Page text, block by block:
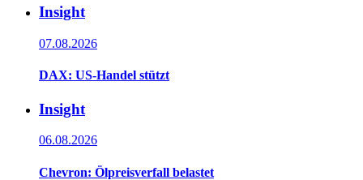
Insight
07.08.2026
DAX: US-Handel stützt
Insight
06.08.2026
Chevron: Ölpreisverfall belastet